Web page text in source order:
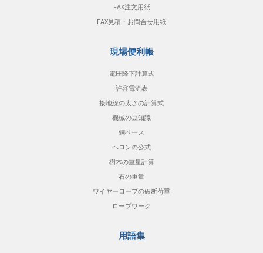
FAX注文用紙
FAX見積・お問合せ用紙
現場便利帳
電圧降下計算式
許容電流表
接地線の太さの計算式
機械の豆知識
銅ベース
ヘロンの公式
樹木の重量計算
石の重量
ワイヤーロープの破断荷重
ロープワーク
用語集